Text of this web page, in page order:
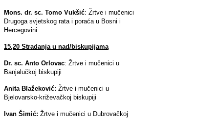
Mons. dr. sc. Tomo Vukšić: Žrtve i mučenici
Drugoga svjetskog rata i poraća u Bosni i
Hercegovini
15,20 Stradanja u nad/biskupijama
Dr. sc. Anto Orlovac: Žrtve i mučenici u
Banjalučkoj biskupiji
Anita Blažeković: Žrtve i mučenici u
Bjelovarsko-križevačkoj biskupiji
Ivan Šimić: Žrtve i mučenici u Dubrovačkoj